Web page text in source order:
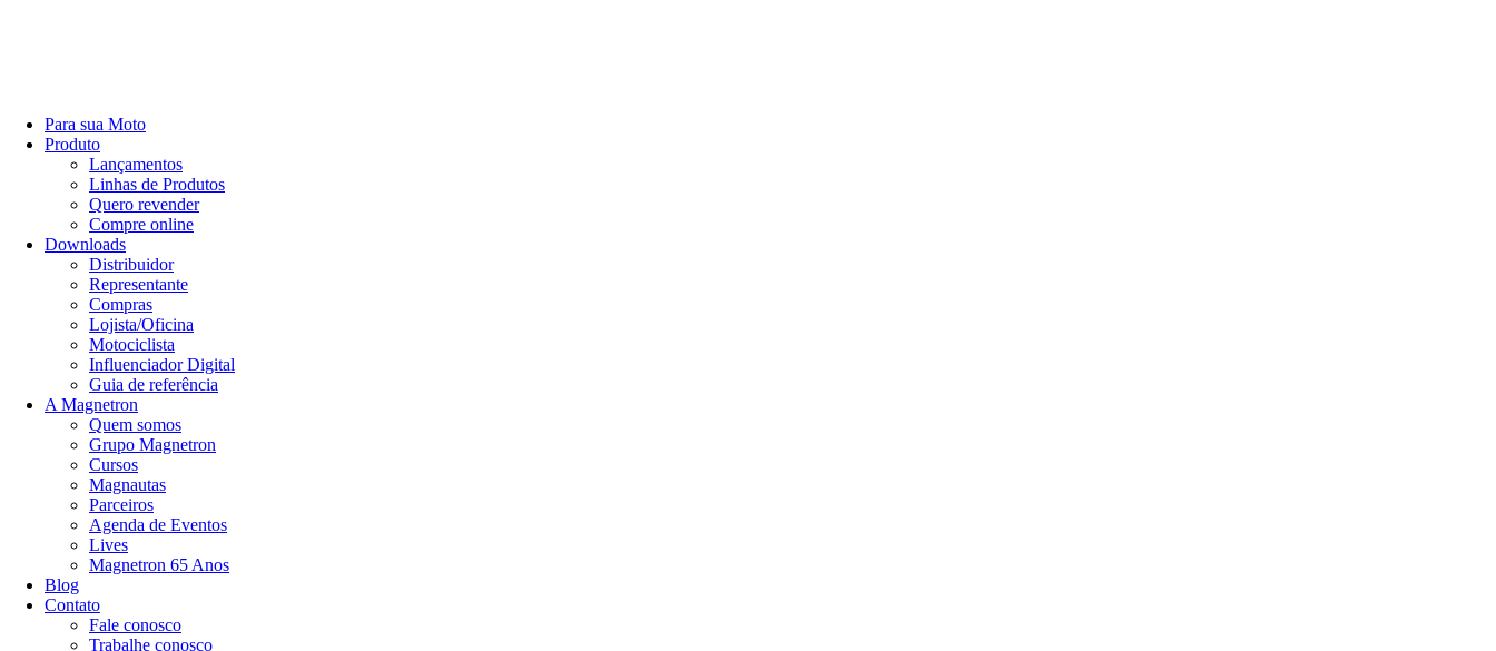
Para sua Moto
Produto
Lançamentos
Linhas de Produtos
Quero revender
Compre online
Downloads
Distribuidor
Representante
Compras
Lojista/Oficina
Motociclista
Influenciador Digital
Guia de referência
A Magnetron
Quem somos
Grupo Magnetron
Cursos
Magnautas
Parceiros
Agenda de Eventos
Lives
Magnetron 65 Anos
Blog
Contato
Fale conosco
Trabalhe conosco